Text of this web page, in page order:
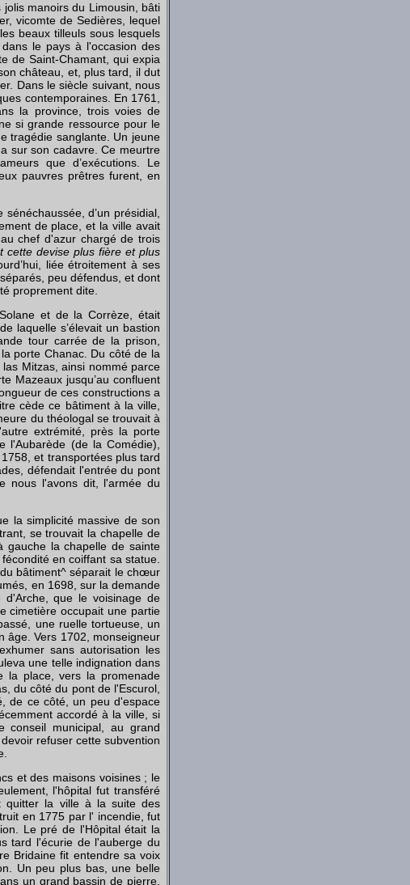
manoirs du Limousin, bâti
vicomte de Sedières, lequel
beaux tilleuls sous lesquels
le pays à l'occasion des
de Saint-Chamant, qui expia
château, et, plus tard, il dut
Dans le siècle suivant, nous
contemporaines. En 1761,
la province, trois voies de
si grande ressource pour le
tragédie sanglante. Un jeune
sur son cadavre. Ce meurtre
que d’exécutions. Le
pauvres prêtres furent, en
d’un présidial,
de place, et la ville avait
chef d'azur chargé de trois
cette devise plus fière et plus
liée étroitement à ses
peu défendus, et dont
proprement dite.
et de la Corrèze, était
laquelle s’élevait un bastion
tour carrée de la prison,
porte Chanac. Du côté de la
Mitzas, ainsi nommé parce
Mazeaux jusqu’au confluent
de ces constructions a
cède ce bâtiment à la ville,
du théologal se trouvait à
extrémité, près la porte
l'Aubarède (de la Comédie),
et transportées plus tard
défendait l'entrée du pont
nous l'avons dit, l'armée du
la simplicité massive de son
se trouvait la chapelle de
gauche la chapelle de sainte
en coiffant sa statue.
bâtiment^ séparait le chœur
en 1698, sur la demande
que le voisinage de
cimetière occupait une partie
une ruelle tortueuse, un
âge. Vers 1702, monseigneur
sans autorisation les
une telle indignation dans
la place, vers la promenade
du côté du pont de l'Escurol,
de ce côté, un peu d'espace
accordé à la ville, si
conseil municipal, au grand
refuser cette subvention
et des maisons voisines ; le
l'hôpital fut transféré
quitter la ville à la suite des
en 1775 par l' incendie, fut
Le pré de l'Hôpital était la
tard l'écurie de l'auberge du
Bridaine fit entendre sa voix
Un peu plus bas, une belle
un grand bassin de pierre.